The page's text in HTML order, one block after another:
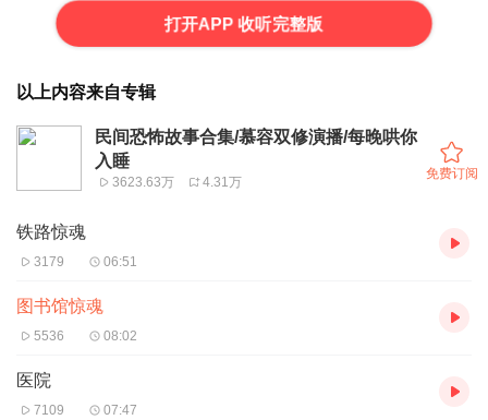
打开APP 收听完整版
以上内容来自专辑
民间恐怖故事合集/慕容双修演播/每晚哄你
入睡
3623.63万 4.31万
免费订阅
铁路惊魂
3179 06:51
图书馆惊魂
5536 08:02
医院
7109 07:47